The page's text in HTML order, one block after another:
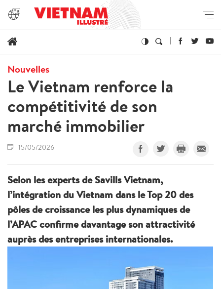
Nouvelles
Le Vietnam renforce la
compétitivité de son
marché immobilier
15/05/2026
Selon les experts de Savills Vietnam,
l’intégration du Vietnam dans le Top 20 des
pôles de croissance les plus dynamiques de
l’APAC confirme davantage son attractivité
auprès des entreprises internationales.